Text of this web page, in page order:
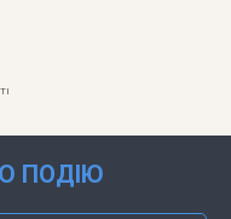
ПОДІЮ